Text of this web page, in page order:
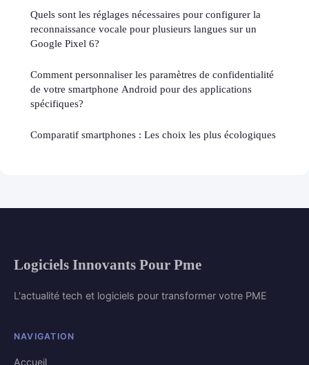
Quels sont les réglages nécessaires pour configurer la
reconnaissance vocale pour plusieurs langues sur un
Google Pixel 6?
Comment personnaliser les paramètres de confidentialité
de votre smartphone Android pour des applications
spécifiques?
Comparatif smartphones : Les choix les plus écologiques
Logiciels Innovants Pour Pme
L'actualité tech et logiciels pour transformer votre PME
NAVIGATION
Accueil